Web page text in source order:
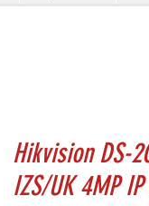
Hikvision DS-
IZS/UK 4MP